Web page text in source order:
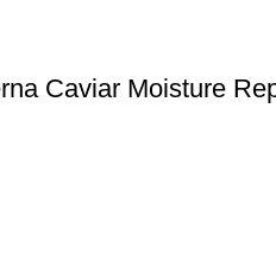
Caviar Moisture